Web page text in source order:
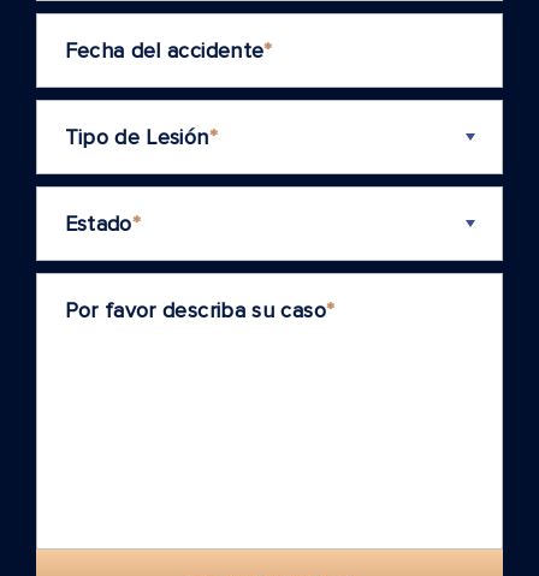
Fecha del accidente*
Tipo de Lesión*
Estado*
Por favor describa su caso*